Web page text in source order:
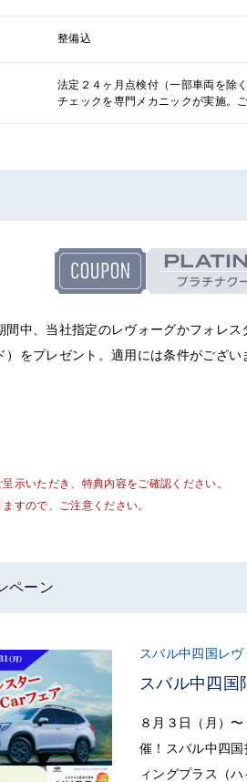
整備込
法定２４ヶ月点検付（一部車両を除
チェックを専門メカニックが実施。
間中、当社指定のレヴォーグかフォレ
）をプレゼント。適用には条件がござ
示いただき、特典内容をご確認ください。
すので、ご注意ください。
ペーン
スバル中四国レ
スバル中四国
８月３日（月）
催！スバル中四
ィングプラス（